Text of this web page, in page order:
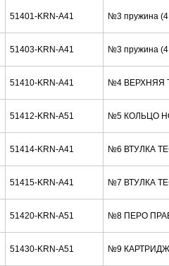
51401-KRN-A41 №3 пружина
51403-KRN-A41 №3 пружина
51410-KRN-A41 №4 ВЕРХНЯЯ
51412-KRN-A51 №5 КОЛЬЦО
51414-KRN-A41 №6 ВТУЛКА
51415-KRN-A41 №7 ВТУЛКА
51420-KRN-A51 №8 ПЕРО
51430-KRN-A51 №9 КАРТРИДЖ